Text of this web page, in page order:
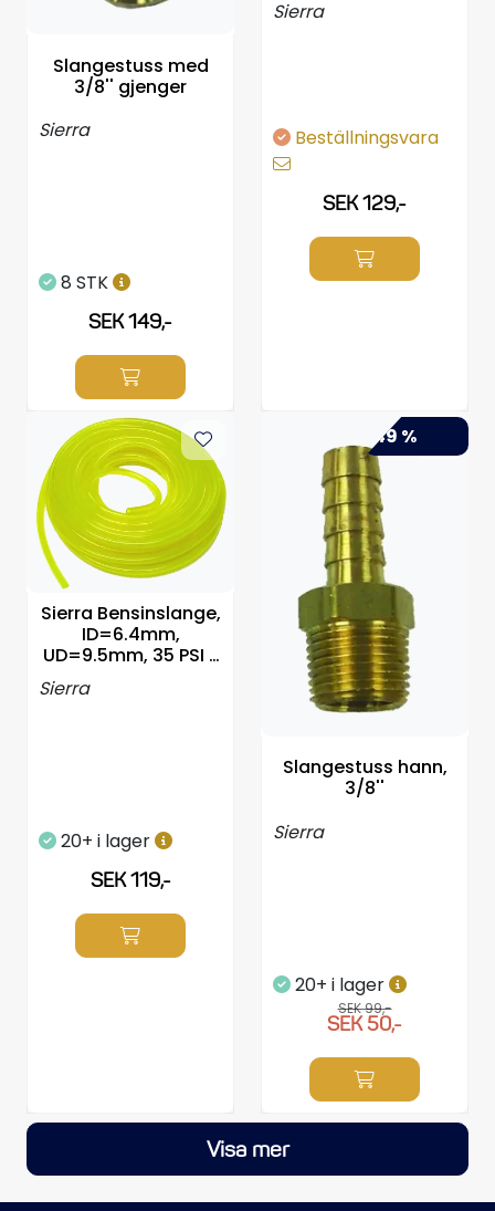
Slangestuss med
3/8'' gjenger
Sierra
8 STK
SEK 149,-
Sierra
Beställningsvara
SEK 129,-
Sierra Bensinslange,
ID=6.4mm,
UD=9.5mm, 35 PSI -
Sierra
20+ i lager
SEK 119,-
-49 %
Slangestuss hann,
3/8''
Sierra
20+ i lager
SEK 99,-
SEK 50,-
Visa mer